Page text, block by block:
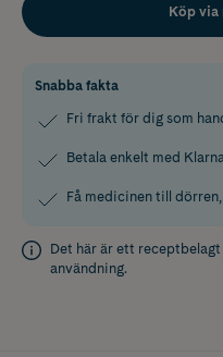
Köp via
Snabba fakta
Fri frakt för dig som
Betala enkelt med
Få medicinen till
Det här är ett receptbelagt
användning.